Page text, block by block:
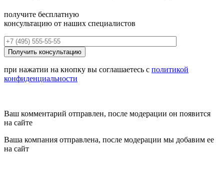
получите бесплатную
консультацию от наших специалистов
при нажатии на кнопку вы соглашаетесь с политикой
конфиденциальности
Ваш комментарий отправлен, после модерации он появится
на сайте
Ваша компания отправлена, после модерации мы добавим ее
на сайт